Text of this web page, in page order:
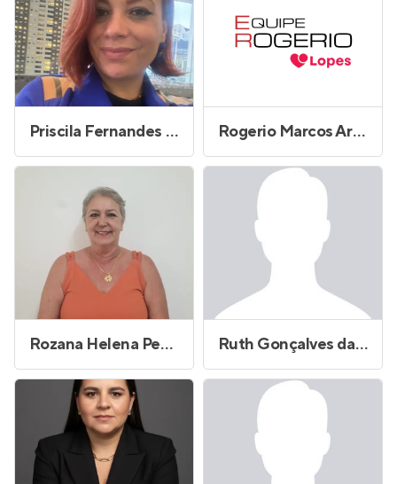
Priscila Fernandes dos Santos Rogerio Marcos Arrebola
Rozana Helena Petrucci Ruth Gonçalves da Silva Santos